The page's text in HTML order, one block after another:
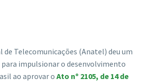
de Telecomunicações (Anatel) deu um
impulsionar o desenvolvimento
ao aprovar o Ato nº 2105, de 14 de